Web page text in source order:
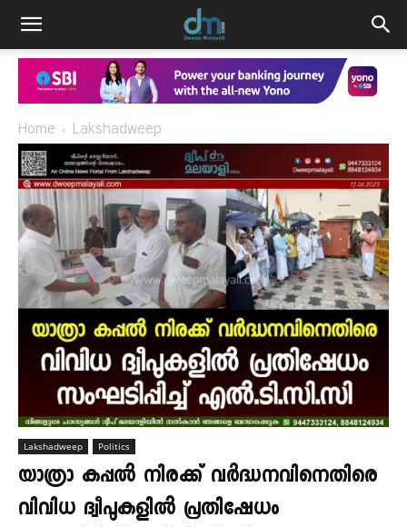
Home Lakshadweep
Lakshadweep Politics
യാത്രാ കപ്പൽ നിരക്ക് വർദ്ധനവിനെതിരെ
വിവിധ ദ്വീപുകളിൽ പ്രതിഷേധം